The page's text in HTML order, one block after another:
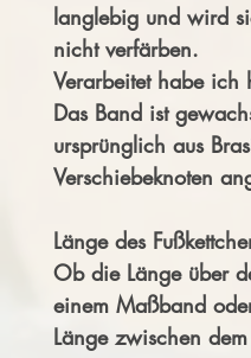
langlebig und wird
nicht verfärben.
Verarbeitet habe ich
Das Band ist
ursprünglich aus
Verschiebeknoten
Länge des
Ob die Länge über
einem Maßband
Länge zwischen